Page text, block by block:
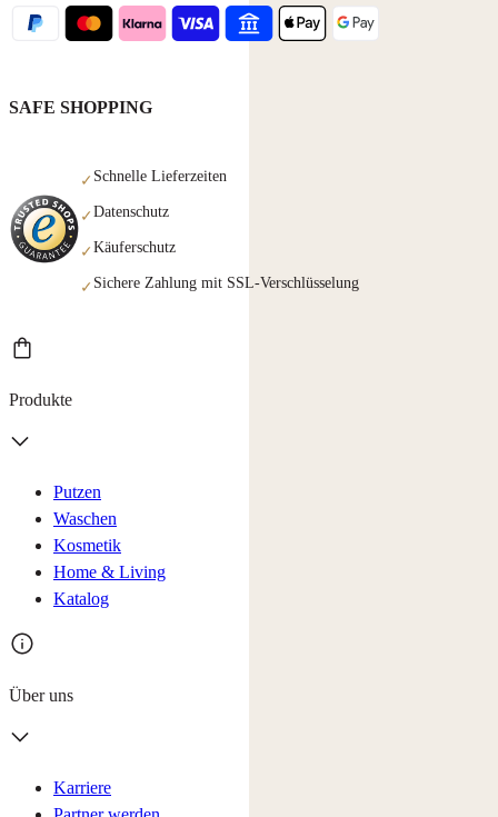
SAFE SHOPPING
✓ Schnelle Lieferzeiten
✓Datenschutz
✓Käuferschutz
✓ Sichere Zahlung mit SSL-Verschlüsselung
Produkte
Putzen
Waschen
Kosmetik
Home & Living
Katalog
Über uns
Karriere